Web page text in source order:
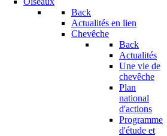
Back
Actualités en lien
Chevêche
Back
Actualités
Une vie de
chevêche
Plan
national
d'actions
Programme
d'étude et